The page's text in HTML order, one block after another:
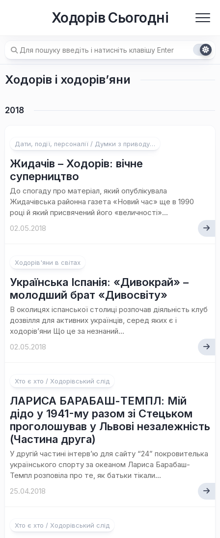
Ходорів Сьогодні
Ходорів і ходорів’яни
2018
Дати, події, персоналії / Думки з приводу…
Жидачів – Ходорів: вічне
суперництво
До спогаду про матеріал, який опублікувала
Жидачівська районна газета «Новий час» ще в 1990
році й який присвячений його «величності»...
02.05.2018
Ходорів'яни в світах
Українська Іспанія: «Дивокрай» –
молодший брат «Дивосвіту»
В околицях іспанської столиці розпочав діяльність клуб
дозвілля для активних українців, серед яких є і
ходорів’яни Що це за незнаний...
02.05.2018
Хто є хто / Ходорівський слід
ЛАРИСА БАРАБАШ-ТЕМПЛ: Мій
дідо у 1941-му разом зі Стецьком
проголошував у Львові незалежність
(Частина друга)
У другій частині інтерв’ю для сайту “24” покровителька
українського спорту за океаном Лариса Барабаш-
Темпл розповіла про те, як батьки тікали...
25.04.2018
Хто є хто / Ходорівський слід